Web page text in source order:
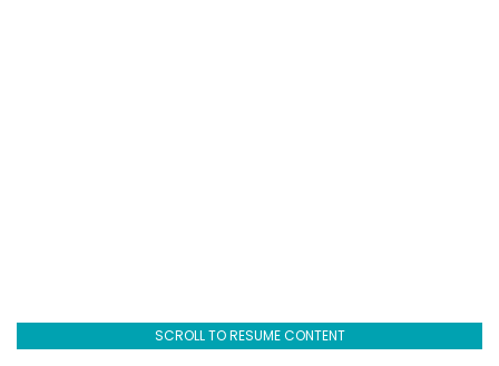
SCROLL TO RESUME CONTENT